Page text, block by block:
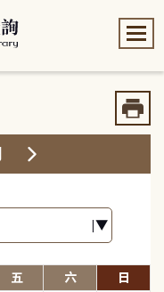
五 六 日